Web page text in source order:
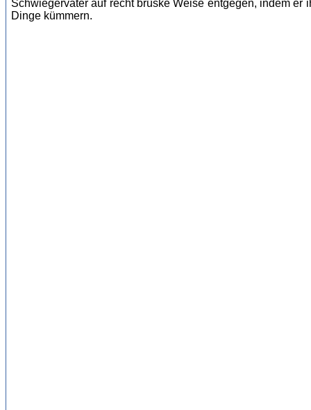
Schwiegervater auf recht brüske Weise entgegen, indem
Dinge kümmern.